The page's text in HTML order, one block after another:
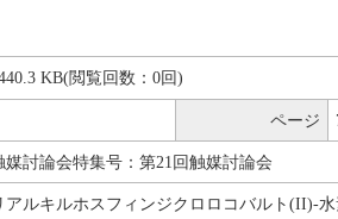
KB(閲覧回数：0回)
ページ
媒討論会特集号：第21回触媒討論会
アルキルホスフィンジクロロコバルト(II)-